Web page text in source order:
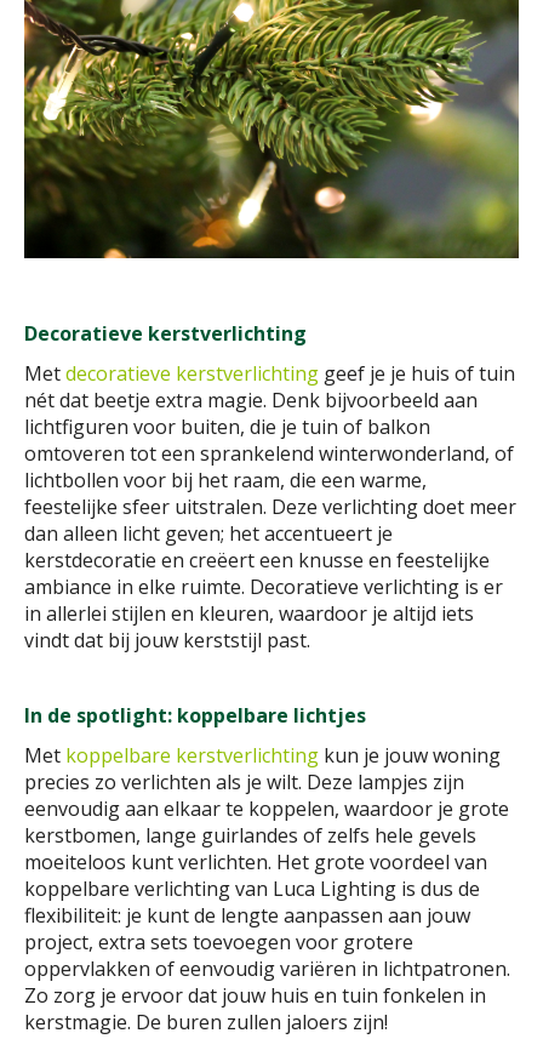
Decoratieve kerstverlichting
Metdecoratieve kerstverlichting geef je je huis of tuin
nét dat beetje extra magie. Denk bijvoorbeeld aan
lichtfiguren voor buiten, die je tuin of balkon
omtoveren tot een sprankelend winterwonderland, of
lichtbollen voor bij het raam, die een warme,
feestelijke sfeer uitstralen. Deze verlichting doet meer
dan alleen licht geven; het accentueert je
kerstdecoratie en creëert een knusse en feestelijke
ambiance in elke ruimte. Decoratieve verlichting is er
in allerlei stijlen en kleuren, waardoor je altijd iets
vindt dat bij jouw kerststijl past.
In de spotlight: koppelbare lichtjes
Met koppelbare kerstverlichting kun je jouw woning
precies zo verlichten als je wilt. Deze lampjes zijn
eenvoudig aan elkaar te koppelen, waardoor je grote
kerstbomen, lange guirlandes of zelfs hele gevels
moeiteloos kunt verlichten. Het grote voordeel van
koppelbare verlichting van Luca Lighting is dus de
flexibiliteit: je kunt de lengte aanpassen aan jouw
project, extra sets toevoegen voor grotere
oppervlakken of eenvoudig variëren in lichtpatronen.
Zo zorg je ervoor dat jouw huis en tuin fonkelen in
kerstmagie. De buren zullen jaloers zijn!